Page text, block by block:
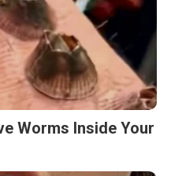
Worms Inside Your